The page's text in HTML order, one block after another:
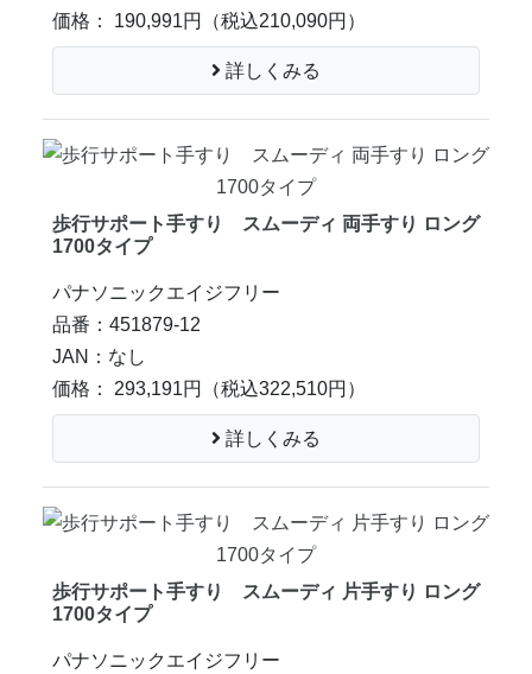
価格： 190,991円
（税込210,090円）
詳しくみる
歩行サポート手すり スムーディ 両手すり ロング
1700タイプ
パナソニックエイジフリー
品番：451879-12
JAN：なし
価格： 293,191円
（税込322,510円）
詳しくみる
歩行サポート手すり スムーディ 片手すり ロング
1700タイプ
パナソニックエイジフリー